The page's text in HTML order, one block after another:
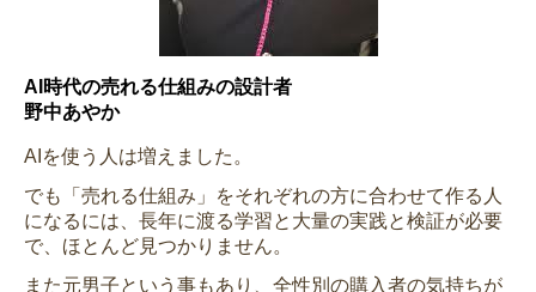
AI時代の売れる仕組みの設計者
野中あやか
AIを使う人は増えました。
でも「売れる仕組み」をそれぞれの方に合わせて作る人
になるには、長年に渡る学習と大量の実践と検証が必要
で、ほとんど見つかりません。
また元男子という事もあり、全性別の購入者の気持ちが